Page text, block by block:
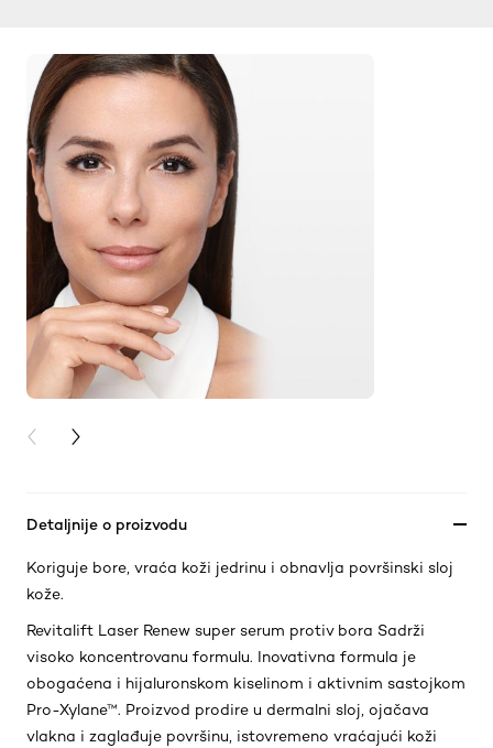
PREVIOUS CARD
NEXT CARD
Detaljnije o proizvodu
Koriguje bore, vraća koži jedrinu i obnavlja površinski sloj
kože.
Revitalift Laser Renew super serum protiv bora Sadrži
visoko koncentrovanu formulu. Inovativna formula je
obogaćena i hijaluronskom kiselinom i aktivnim sastojkom
Pro-Xylane™. Proizvod prodire u dermalni sloj, ojačava
vlakna i zaglađuje površinu, istovremeno vraćajući koži